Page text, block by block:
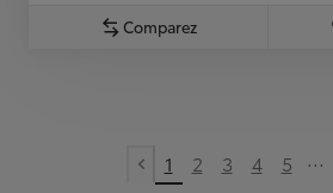
Comparez
Previous page
1 2 3 4 5 ...